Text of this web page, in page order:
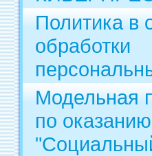
Политика в
обработки
Модельная
по